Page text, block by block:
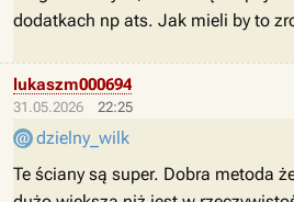
dodatkach np ats. Jak mieli by to
31.05.2026 22:25
lukaszm000694
dzielny_wilk
Te ściany są super. Dobra metoda